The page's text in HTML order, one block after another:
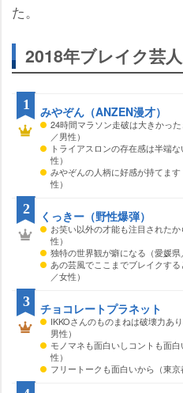
た。
2018年ブレイク芸
みやぞん（ANZEN漫才）
24時間マラソン走破は大きかっ
／男性）
トライアスロンの存在感は半端
性）
みやぞんの人柄に好感が持てま
性）
1
くっきー（野性爆弾）
お笑い以外の才能も注目された
性）
独特の世界観が癖になる（愛媛県
あの芸風でここまでブレイクす
／女性）
2
チョコレートプラネット
IKKOさんのものまねは破壊力あ
男性）
モノマネも面白いしコントも面
性）
フリートークも面白いから（東京
3